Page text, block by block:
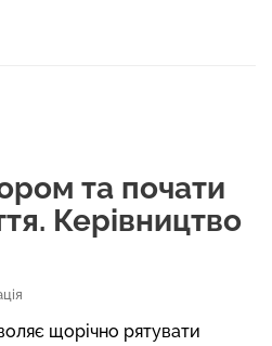
та почати
Керівництво
щорічно рятувати